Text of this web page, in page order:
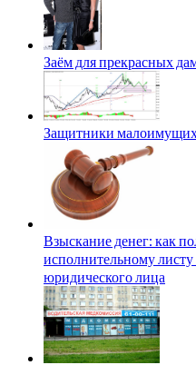
Заём для прекрасных
Защитники малоимущих
Взыскание денег: как
исполнительному листу
юридического лица